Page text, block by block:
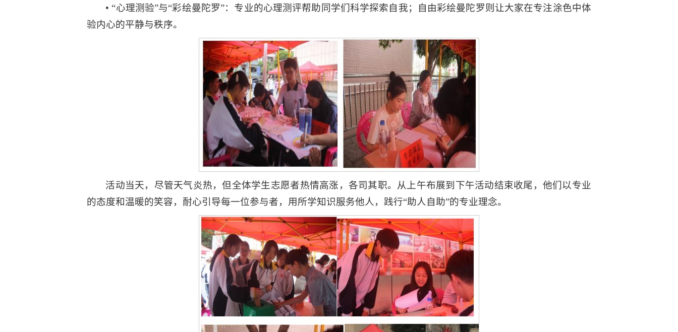
• “心理测验”与“彩绘曼陀罗”：专业的心理测评帮助同学们科学探索自我；自由彩绘曼陀罗则让大家在专注涂色中体
验内心的平静与秩序。
活动当天，尽管天气炎热，但全体学生志愿者热情高涨，各司其职。从上午布展到下午活动结束收尾，他们以专业
的态度和温暖的笑容，耐心引导每一位参与者，用所学知识服务他人，践行“助人自助”的专业理念。